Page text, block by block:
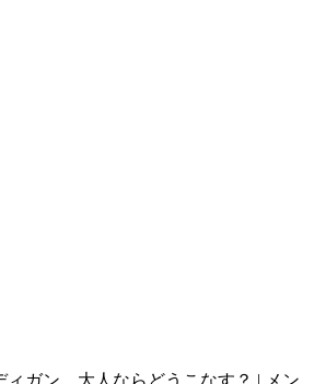
ィガン。大人ならどうこなす？ | メン